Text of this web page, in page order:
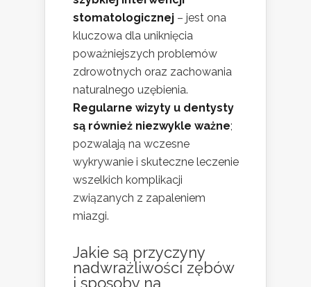
stomatologicznej – jest ona
kluczowa dla uniknięcia
poważniejszych problemów
zdrowotnych oraz zachowania
naturalnego uzębienia.
Regularne wizyty u dentysty
są również niezwykle ważne;
pozwalają na wczesne
wykrywanie i skuteczne leczenie
wszelkich komplikacji
związanych z zapaleniem
miazgi.
Jakie są przyczyny
nadwrażliwości zębów
i sposoby na